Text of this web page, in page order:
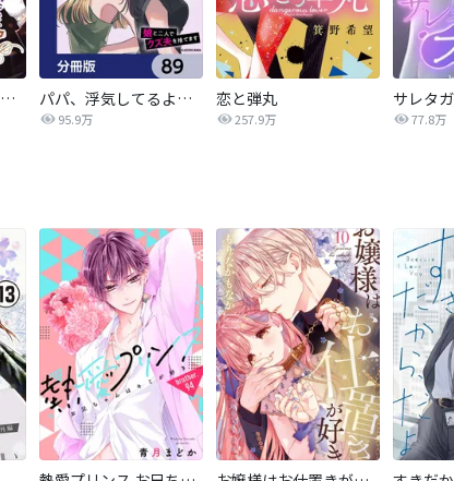
悪女は仮面の騎士に騙されない パパ、浮気してるよ？娘と二人でクズ夫を捨てます【分冊版】
95.9万
恋と弾丸
257.9万 77.8万